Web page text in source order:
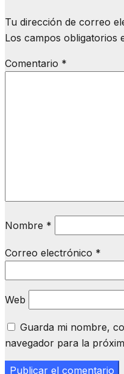
Tu dirección de correo
Los campos obligatorios
Comentario *
Nombre *
Correo electrónico *
Web
Guarda mi nombre,
navegador para la